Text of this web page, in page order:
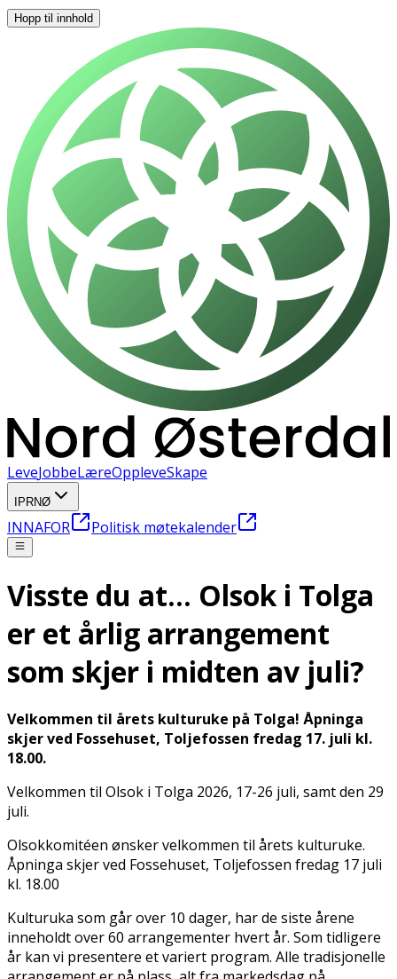
Hopp til innhold
LeveJobbeLæreOppleveSkape
IPRNØ
INNAFOR Politisk møtekalender
Visste du at... Olsok i Tolga
er et årlig arrangement
som skjer i midten av juli?
Velkommen til årets kulturuke på Tolga! Åpninga
skjer ved Fossehuset, Toljefossen fredag 17. juli kl.
18.00.
Velkommen til Olsok i Tolga 2026, 17-26 juli, samt den 29
juli.
Olsokkomitéen ønsker velkommen til årets kulturuke.
Åpninga skjer ved Fossehuset, Toljefossen fredag 17 juli
kl. 18.00
Kulturuka som går over 10 dager, har de siste årene
inneholdt over 60 arrangementer hvert år. Som tidligere
år kan vi presentere et variert program. Alle tradisjonelle